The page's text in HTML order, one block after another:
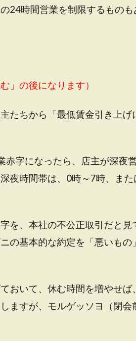
24時間営業を制限するもの
」の後になります）
たちから「最低賃金引き上げ
赤字になったら、店主が深夜
夜時間帯は、0時～7時、ま
を、本社の不公正取引だと
の基本的な約定を「悪いも
おいて、休む時間を増やせ
ますが、モルゲッソヨ（閉